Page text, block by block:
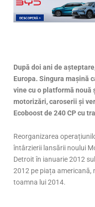
După doi ani de
Europa. Singura mașină
vine cu o platformă nouă
motorizări, caroserii și
Ecoboost de 240 CP cu
Reorganizarea
întârzierii lansării noului
Detroit în ianuarie 2012
2012 pe piața americană,
toamna lui 2014.